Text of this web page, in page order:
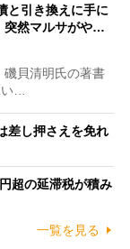
と引き換えに手に
突然マルサがや…
貝清明氏の著書
い…
差し押さえを免れ
超の延滞税が積み
一覧を見る